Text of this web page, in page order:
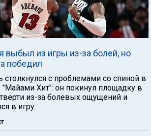
выбыл из игры из-за болей, но
победил
с проблемами со спиной в
Хит": он покинул площадку в
из-за болевых ощущений и
в игру.